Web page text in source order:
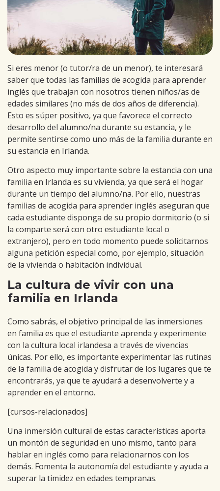
Si eres menor (o tutor/ra de un menor), te interesará
saber que todas las familias de acogida para aprender
inglés que trabajan con nosotros tienen niños/as de
edades similares (no más de dos años de diferencia).
Esto es súper positivo, ya que favorece el correcto
desarrollo del alumno/na durante su estancia, y le
permite sentirse como uno más de la familia durante en
su estancia en Irlanda.
Otro aspecto muy importante sobre la estancia con una
familia en Irlanda es su vivienda, ya que será el hogar
durante un tiempo del alumno/na. Por ello, nuestras
familias de acogida para aprender inglés aseguran que
cada estudiante disponga de su propio dormitorio (o si
la comparte será con otro estudiante local o
extranjero), pero en todo momento puede solicitarnos
alguna petición especial como, por ejemplo, situación
de la vivienda o habitación individual.
La cultura de vivir con una
familia en Irlanda
Como sabrás, el objetivo principal de las inmersiones
en familia es que el estudiante aprenda y experimente
con la cultura local irlandesa a través de vivencias
únicas. Por ello, es importante experimentar las rutinas
de la familia de acogida y disfrutar de los lugares que te
encontrarás, ya que te ayudará a desenvolverte y a
aprender en el entorno.
[cursos-relacionados]
Una inmersión cultural de estas características aporta
un montón de seguridad en uno mismo, tanto para
hablar en inglés como para relacionarnos con los
demás. Fomenta la autonomía del estudiante y ayuda a
superar la timidez en edades tempranas.